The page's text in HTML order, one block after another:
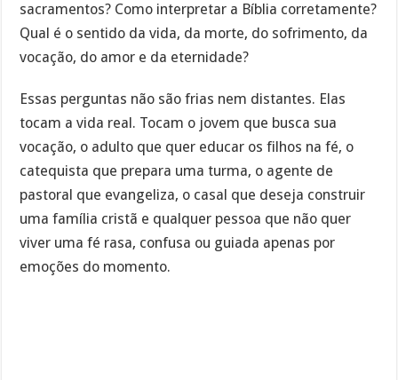
sacramentos? Como interpretar a Bíblia corretamente?
Qual é o sentido da vida, da morte, do sofrimento, da
vocação, do amor e da eternidade?
Essas perguntas não são frias nem distantes. Elas
tocam a vida real. Tocam o jovem que busca sua
vocação, o adulto que quer educar os filhos na fé, o
catequista que prepara uma turma, o agente de
pastoral que evangeliza, o casal que deseja construir
uma família cristã e qualquer pessoa que não quer
viver uma fé rasa, confusa ou guiada apenas por
emoções do momento.